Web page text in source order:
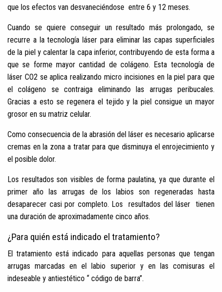
que los efectos van desvaneciéndose entre 6 y 12 meses.
Cuando se quiere conseguir un resultado más prolongado, se
recurre a la tecnología láser para eliminar las capas superficiales
de la piel y calentar la capa inferior, contribuyendo de esta forma a
que se forme mayor cantidad de colágeno. Esta tecnología de
láser CO2 se aplica realizando micro incisiones en la piel para que
el colágeno se contraiga eliminando las arrugas peribucales.
Gracias a esto se regenera el tejido y la piel consigue un mayor
grosor en su matriz celular.
Como consecuencia de la abrasión del láser es necesario aplicarse
cremas en la zona a tratar para que disminuya el enrojecimiento y
el posible dolor.
Los resultados son visibles de forma paulatina, ya que durante el
primer año las arrugas de los labios son regeneradas hasta
desaparecer casi por completo. Los resultados del láser tienen
una duración de aproximadamente cinco años.
¿Para quién está indicado el tratamiento?
El tratamiento está indicado para aquellas personas que tengan
arrugas marcadas en el labio superior y en las comisuras el
indeseable y antiestético “ código de barra”.